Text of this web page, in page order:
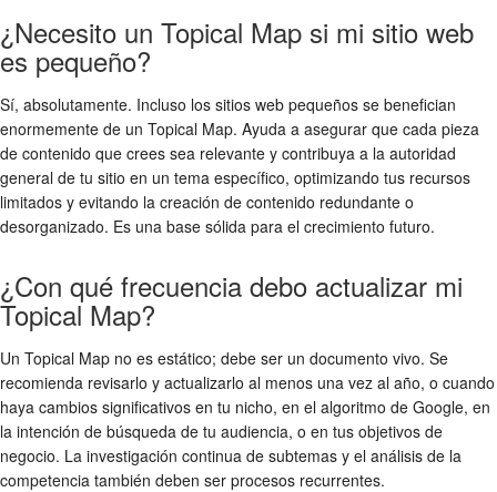
¿Necesito un Topical Map si mi sitio web
es pequeño?
Sí, absolutamente. Incluso los sitios web pequeños se benefician
enormemente de un Topical Map. Ayuda a asegurar que cada pieza
de contenido que crees sea relevante y contribuya a la autoridad
general de tu sitio en un tema específico, optimizando tus recursos
limitados y evitando la creación de contenido redundante o
desorganizado. Es una base sólida para el crecimiento futuro.
¿Con qué frecuencia debo actualizar mi
Topical Map?
Un Topical Map no es estático; debe ser un documento vivo. Se
recomienda revisarlo y actualizarlo al menos una vez al año, o cuando
haya cambios significativos en tu nicho, en el algoritmo de Google, en
la intención de búsqueda de tu audiencia, o en tus objetivos de
negocio. La investigación continua de subtemas y el análisis de la
competencia también deben ser procesos recurrentes.